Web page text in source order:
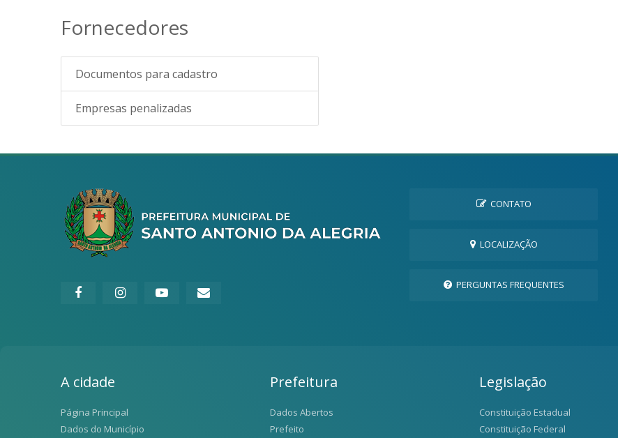
Fornecedores
Documentos para cadastro
Empresas penalizadas
CONTATO
LOCALIZAÇÃO
PERGUNTAS FREQUENTES
A cidade
Página Principal
Dados do Município
Prefeitura
Dados Abertos
Prefeito
Legislação
Constituição Estadual
Constituição Federal